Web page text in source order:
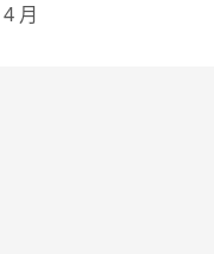
月